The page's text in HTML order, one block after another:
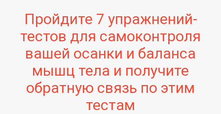
Пройдите 7 упражнений-
тестов для самоконтроля
вашей осанки и баланса
мышц тела и получите
обратную связь по этим
тестам